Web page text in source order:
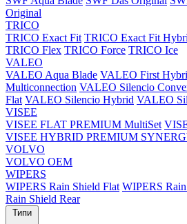
Original
TRICO
TRICO Exact Fit TRICO Exact Fit
TRICO Flex TRICO Force TRICO Ice
VALEO
VALEO Aqua Blade VALEO First
Multiconnection VALEO Silencio
Flat VALEO Silencio Hybrid VALEO
VISEE
VISEE FLAT PREMIUM MultiSet
VISEE HYBRID PREMIUM
VOLVO
VOLVO OEM
WIPERS
WIPERS Rain Shield Flat WIPERS
Rain Shield Rear
Типи